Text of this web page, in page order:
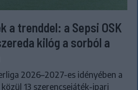
a trenddel: a Sepsi OSK
kilóg a sorból a
2026–2027-es idényében a
13 szerencsejáték-ipari